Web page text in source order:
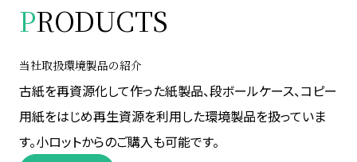
PRODUCTS
当社取扱環境製品の紹介
古紙を再資源化して作った紙製品、段ボールケース、コピー
用紙をはじめ再生資源を利用した環境製品を扱っていま
す。小ロットからのご購入も可能です。